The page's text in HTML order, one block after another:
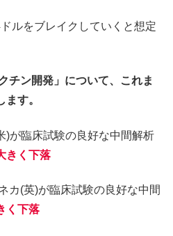
ルをブレイクしていくと想定
チン開発」について、これま
す。
)が臨床試験の良好な中間解析
きく下落
カ(英)が臨床試験の良好な中間
く下落